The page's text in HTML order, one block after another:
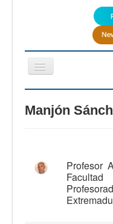
Cambiar
navegación
CertAcleB
Calidad
Artículos
Recursos
Manjón
Profesor